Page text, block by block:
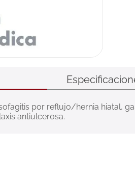
por reflujo/hernia hiatal,
antiulcerosa.